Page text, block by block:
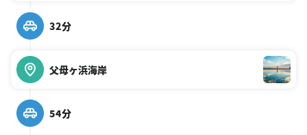
32分
父母ヶ浜海岸
54分